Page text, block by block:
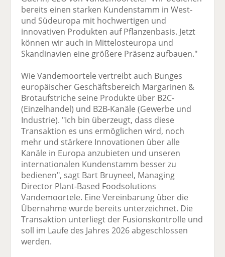
bereits einen starken Kundenstamm in West-
und Südeuropa mit hochwertigen und
innovativen Produkten auf Pflanzenbasis. Jetzt
können wir auch in Mittelosteuropa und
Skandinavien eine größere Präsenz aufbauen."
Wie Vandemoortele vertreibt auch Bunges
europäischer Geschäftsbereich Margarinen &
Brotaufstriche seine Produkte über B2C-
(Einzelhandel) und B2B-Kanäle (Gewerbe und
Industrie). "Ich bin überzeugt, dass diese
Transaktion es uns ermöglichen wird, noch
mehr und stärkere Innovationen über alle
Kanäle in Europa anzubieten und unseren
internationalen Kundenstamm besser zu
bedienen", sagt Bart Bruyneel, Managing
Director Plant-Based Foodsolutions
Vandemoortele. Eine Vereinbarung über die
Übernahme wurde bereits unterzeichnet. Die
Transaktion unterliegt der Fusionskontrolle und
soll im Laufe des Jahres 2026 abgeschlossen
werden.